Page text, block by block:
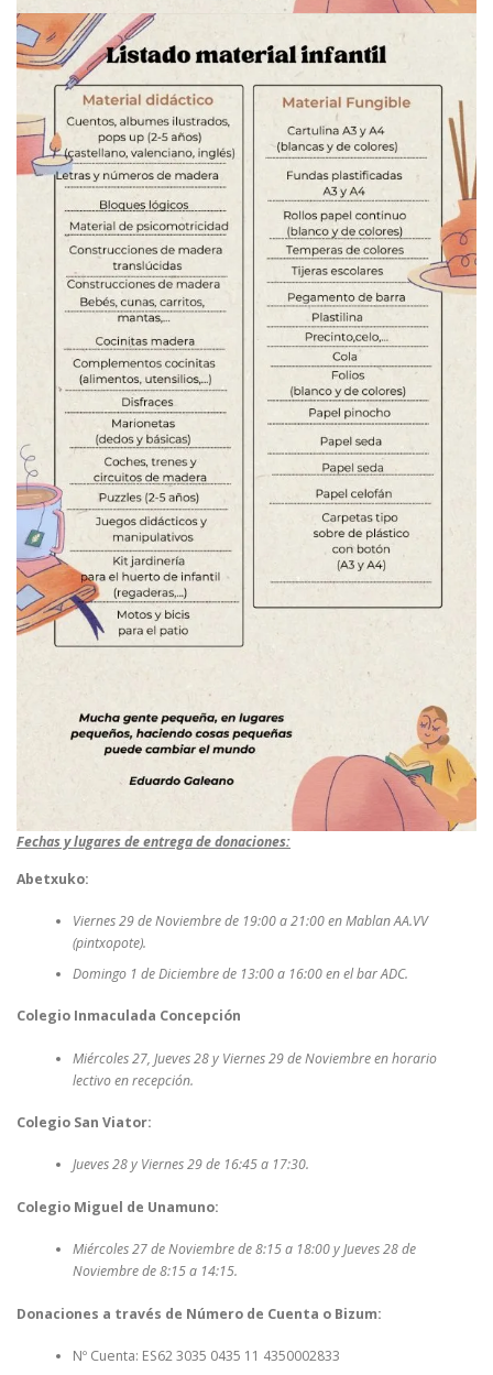
Fechas y lugares de entrega de donaciones:
Abetxuko:
Viernes 29 de Noviembre de 19:00 a 21:00 en Mablan AA.VV
(pintxopote).
Domingo 1 de Diciembre de 13:00 a 16:00 en el bar ADC.
Colegio Inmaculada Concepción
Miércoles 27, Jueves 28 y Viernes 29 de Noviembre en horario
lectivo en recepción.
Colegio San Viator:
Jueves 28 y Viernes 29 de 16:45 a 17:30.
Colegio Miguel de Unamuno:
Miércoles 27 de Noviembre de 8:15 a 18:00 y Jueves 28 de
Noviembre de 8:15 a 14:15.
Donaciones a través de Número de Cuenta o Bizum:
Nº Cuenta: ES62 3035 0435 11 4350002833